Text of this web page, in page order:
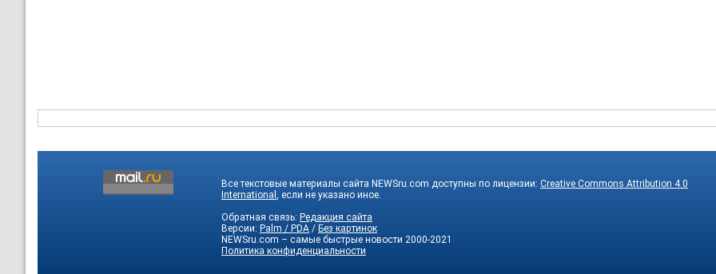
Все текстовые материалы сайта NEWSru.com доступны по лицензии: Creative Commons Attribution 4.0
International , если не указано иное.
Обратная связь: Редакция сайта
Версии: Palm / PDA / Без картинок
NEWSru.com – самые быстрые новости 2000-2021
Политика конфиденциальности